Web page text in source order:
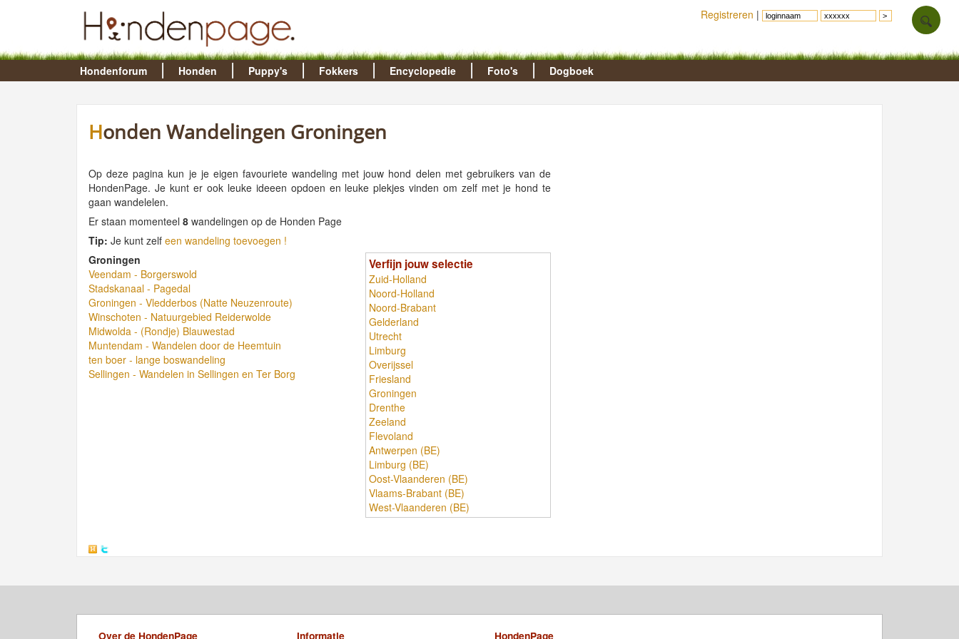
Hondenforum Honden Puppy's Fokkers Encyclopedie Foto's Dogboek
Honden Wandelingen Groningen
Op deze pagina kun je je eigen favouriete wandeling met jouw hond delen met gebruikers van de
HondenPage. Je kunt er ook leuke ideeen opdoen en leuke plekjes vinden om zelf met je hond te
gaan wandelelen.
Er staan momenteel 8 wandelingen op de Honden Page
Tip: Je kunt zelf een wandeling toevoegen !
Verfijn jouw selectie
Zuid-Holland
Noord-Holland
Noord-Brabant
Gelderland
Utrecht
Limburg
Overijssel
Friesland
Groningen
Drenthe
Zeeland
Flevoland
Antwerpen (BE)
Limburg (BE)
Oost-Vlaanderen (BE)
Vlaams-Brabant (BE)
West-Vlaanderen (BE)
Groningen
Veendam - Borgerswold
Stadskanaal - Pagedal
Groningen - Vledderbos (Natte Neuzenroute)
Winschoten - Natuurgebied Reiderwolde
Midwolda - (Rondje) Blauwestad
Muntendam - Wandelen door de Heemtuin
ten boer - lange boswandeling
Sellingen - Wandelen in Sellingen en Ter Borg
Registreren |
Over de HondenPage Informatie HondenPage